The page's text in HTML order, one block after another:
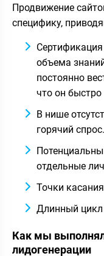
Продвижение
специфику,
объема
постоянно
что он быстро
В нише
горячий спрос.
отдельные
Точки
Длинный цикл
Как мы
лидогенерации